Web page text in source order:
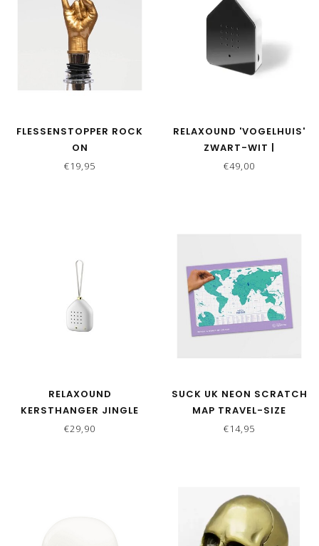
FLESSENSTOPPER ROCK
ON
€19,95
RELAXOUND 'VOGELHUIS'
ZWART-WIT |
ZWITSCHERBOX
€49,00
RELAXOUND
KERSTHANGER JINGLE
BELLS | WHITE STARS
€29,90
SUCK UK NEON SCRATCH
MAP TRAVEL-SIZE
€14,95